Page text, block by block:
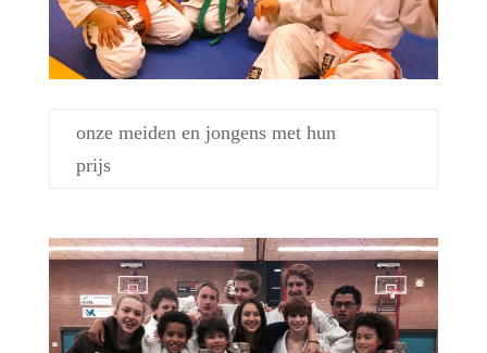
onze meiden en jongens met hun
prijs